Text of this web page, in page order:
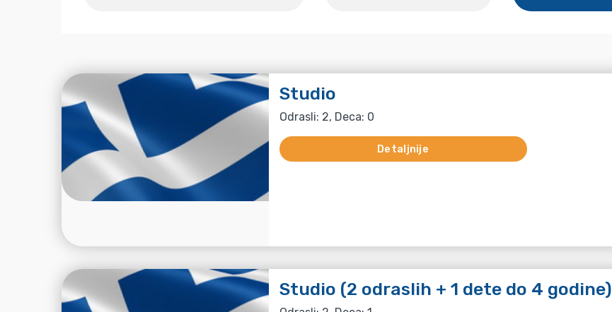
Studio
Odrasli: 2, Deca: 0
Detaljnije
Studio (2 odraslih + 1 dete do 4 godine)